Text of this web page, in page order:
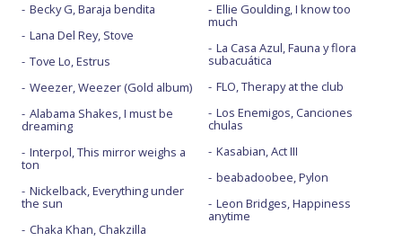
Becky G, Baraja bendita
Lana Del Rey, Stove
Tove Lo, Estrus
Weezer, Weezer (Gold album)
Alabama Shakes, I must be
dreaming
Interpol, This mirror weighs a
ton
Nickelback, Everything under
the sun
Chaka Khan, Chakzilla
Ellie Goulding, I know too
much
La Casa Azul, Fauna y flora
subacuática
FLO, Therapy at the club
Los Enemigos, Canciones
chulas
Kasabian, Act III
beabadoobee, Pylon
Leon Bridges, Happiness
anytime